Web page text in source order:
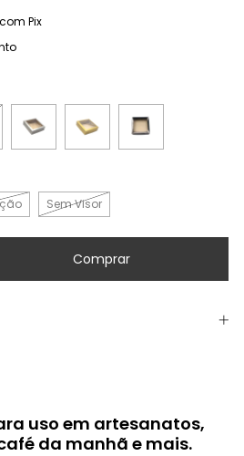
Pix
Sem Visor
uso em artesanatos,
da manhã e mais.